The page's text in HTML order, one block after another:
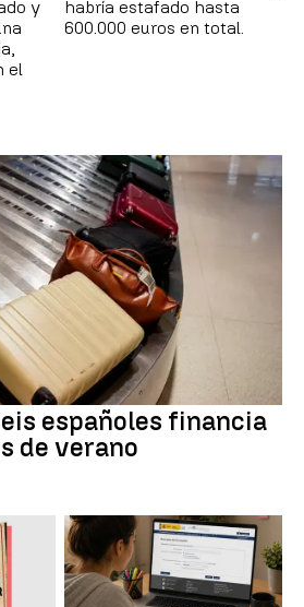
y
el
habría estafado hasta
600.000 euros en total.
españoles financia
de verano